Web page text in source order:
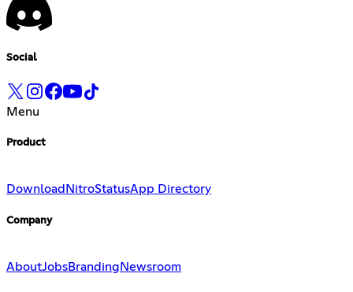
Social
Menu
Product
Download NitroStatusApp Directory
Company
AboutJobsBranding Newsroom